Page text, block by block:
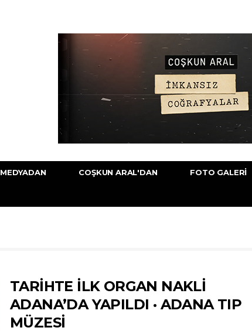
MEDYADAN COŞKUN ARAL'DAN FOTO GALERI
TARİHTE İLK ORGAN NAKLİ
ADANA’DA YAPILDI · ADANA TIP
MÜZESİ